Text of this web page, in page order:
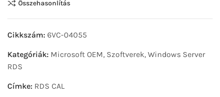
Összehasonlítás
Cikkszám: 6VC-04055
Kategóriák: Microsoft OEM, Szoftverek, Windows Server
RDS
Címke: RDS CAL